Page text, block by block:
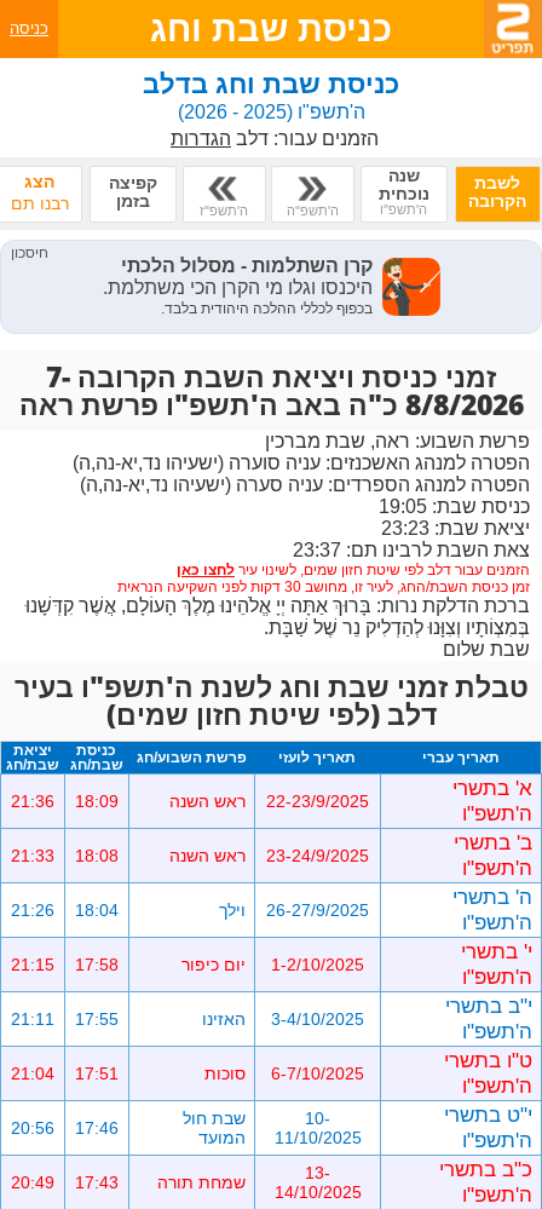
כניסת שבת וחג כניסה
כניסת שבת וחג בדלב
ה'תשפ"ו(2025 - 2026)
הזמנים עבור: דלב הגדרות
לשבת
הקרובה
שנה
נוכחית
ה'תשפ"ו ה'תשפ"ה ה'תשפ"ז
קפיצה
בזמן
הצג
רבנו תם
זמני כניסת ויציאת השבת הקרובה 7-
8/8/2026 כ"ה באב ה'תשפ"ו פרשת ראה
פרשת השבוע: ראה, שבת מברכין
הפטרה למנהג האשכנזים: עניה סוערה (ישעיהו נד,יא-נה,ה)
הפטרה למנהג הספרדים: עניה סערה (ישעיהו נד,יא-נה,ה)
כניסת שבת: 19:05
יציאת שבת: 23:23
צאת השבת לרבינו תם: 23:37
הזמנים עבור דלב לפי שיטת חזון שמים, לשינוי עיר
זמן כניסת השבת/החג, לעיר זו, מחושב 30 דקות לפני השקיעה הנראית
ברכת הדלקת נרות: בָּרוּךְ אַתָּה יְיָ אֱלֹהֵינוּ מֶלֶךְ הָעוֹלָם, אֲשֶׁר קִדְּשָׁנוּ
בְּמִצְוֹתָיו וְצִוָּנוּ לְהַדְלִיק נֵר שֶׁל שַׁבָּת.
שבת שלום
טבלת זמני שבת וחג לשנת ה'תשפ"ו בעיר
דלב (לפי שיטת חזון שמים)
תאריך עברי תאריך לועזי פרשת השבוע/חג
כניסת
שבת/חג
יציאת
שבת/חג
א' בתשרי
ה'תשפ"ו
22-23/9/2025 ראש השנה 18:09
21:36
ב' בתשרי
ה'תשפ"ו
23-24/9/2025 ראש השנה 18:08
21:33
ה' בתשרי
ה'תשפ"ו
26-27/9/2025 וילך 18:04
21:26
י' בתשרי
ה'תשפ"ו
1-2/10/2025 יום כיפור 17:58
21:15
י"ב בתשרי
ה'תשפ"ו
3-4/10/2025 האזינו 17:55
21:11
ט"ו בתשרי
ה'תשפ"ו
6-7/10/2025 סוכות 17:51
21:04
י"ט בתשרי
ה'תשפ"ו
10-
11/10/2025
שבת חול
המועד
17:46
20:56
כ"ב בתשרי
ה'תשפ"ו
13-
14/10/2025
שמחת תורה 17:43
20:49